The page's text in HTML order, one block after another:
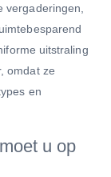
uitstraling
omdat ze
en
u op